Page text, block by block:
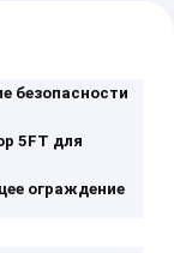
безопасности
5FT для
ограждение